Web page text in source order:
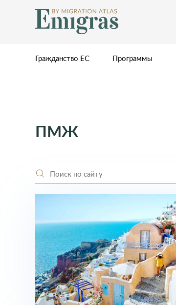
Гражданство ЕС Программы
ПМЖ